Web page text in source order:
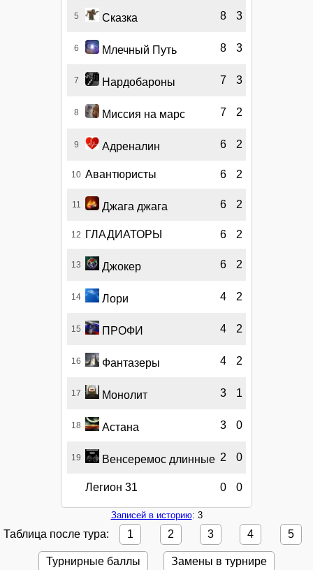
5 Сказка 8 3
6 Млечный Путь 8 3
7 Нардобароны 7 3
8 Миссия на марс 7 2
9 Адреналин 6 2
10 Авантюристы 6 2
11 Джага джага 6 2
12 ГЛАДИАТОРЫ 6 2
13 Джокер 6 2
14 Лори 4 2
15 ПРОФИ 4 2
16 Фантазеры 4 2
17 Монолит 3 1
18 Астана 3 0
19 Венсеремос длинные 2 0
Легион 31 0 0
Записей в историю: 3
Таблица после тура: 1 2 3 4 5
Турнирные баллы Замены в турнире